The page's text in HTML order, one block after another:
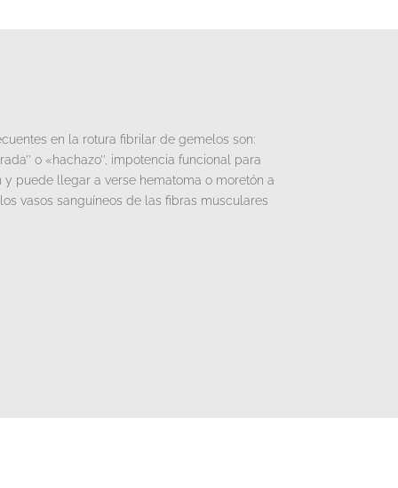
en la rotura fibrilar de gemelos son:
o «hachazo’’, impotencia funcional para
puede llegar a verse hematoma o moretón a
vasos sanguíneos de las fibras musculares